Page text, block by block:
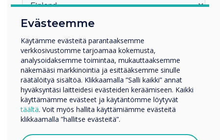
LUE SEURAAVA
Evästeemme
Käytämme evästeitä parantaaksemme
verkkosivustomme tarjoamaa kokemusta,
analysoidaksemme toimintaa, mukauttaaksemme
näkemääsi markkinointia ja esittääksemme sinulle
räätälöityä sisältöä. Klikkaamalla ”Salli kaikki” annat
hyväksyntäsi laitteidesi evästeiden keräämiseen. Kaikki
käyttämämme evästeet ja käytäntömme löytyvät
täältä. Voit myös hallita käyttämiämme evästeitä
klikkaamalla ”hallitse evästeitä”.
Millä toimialalla työskentelet
Koulutus
Yritys
Muut
Yrityksen nimi
Haluamme ottaa sinuun yhteyttä tuotteistamme ja
palveluistamme sähköpostitse, puhelimitse tai postitse.